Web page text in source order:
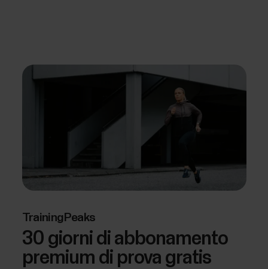
TrainingPeaks
30 giorni di abbonamento
premium di prova gratis